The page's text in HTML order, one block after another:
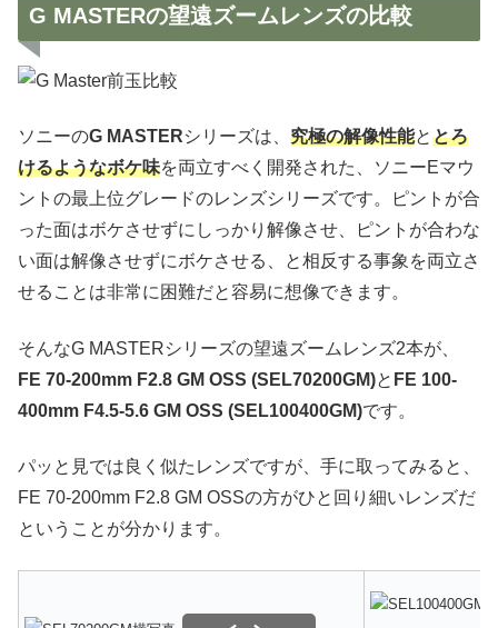
G MASTERの望遠ズームレンズの比較
ソニーのG MASTERシリーズは、 究極の解像性能ととろ
けるようなボケ味を両立すべく開発された、ソニーEマウ
ントの最上位グレードのレンズシリーズです。ピントが合
った面はボケさせずにしっかり解像させ、ピントが合わな
い面は解像させずにボケさせる、と相反する事象を両立さ
せることは非常に困難だと容易に想像できます。
そんなG MASTERシリーズの望遠ズームレンズ2本が、
FE 70-200mm F2.8 GM OSS (SEL70200GM)と FE 100-
400mm F4.5-5.6 GM OSS (SEL100400GM)です。
パッと見では良く似たレンズですが、手に取ってみると、
FE 70-200mm F2.8 GM OSSの方がひと回り細いレンズだ
ということが分かります。